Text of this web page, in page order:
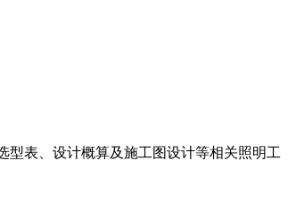
型表、设计概算及施工图设计等相关照明工